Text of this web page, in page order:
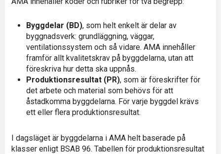
Byggdelar (BD), som helt enkelt är delar av
byggnadsverk: grundläggning, väggar,
ventilationssystem och så vidare. AMA innehåller
framför allt kvalitetskrav på byggdelarna, utan att
föreskriva hur detta ska uppnås.
Produktionsresultat (PR), som är föreskrifter för
det arbete och material som behövs för att
åstadkomma byggdelarna. För varje byggdel krävs
ett eller flera produktionsresultat.
I dagsläget är byggdelarna i AMA helt baserade på
klasser enligt BSAB 96. Tabellen för produktionsresultat